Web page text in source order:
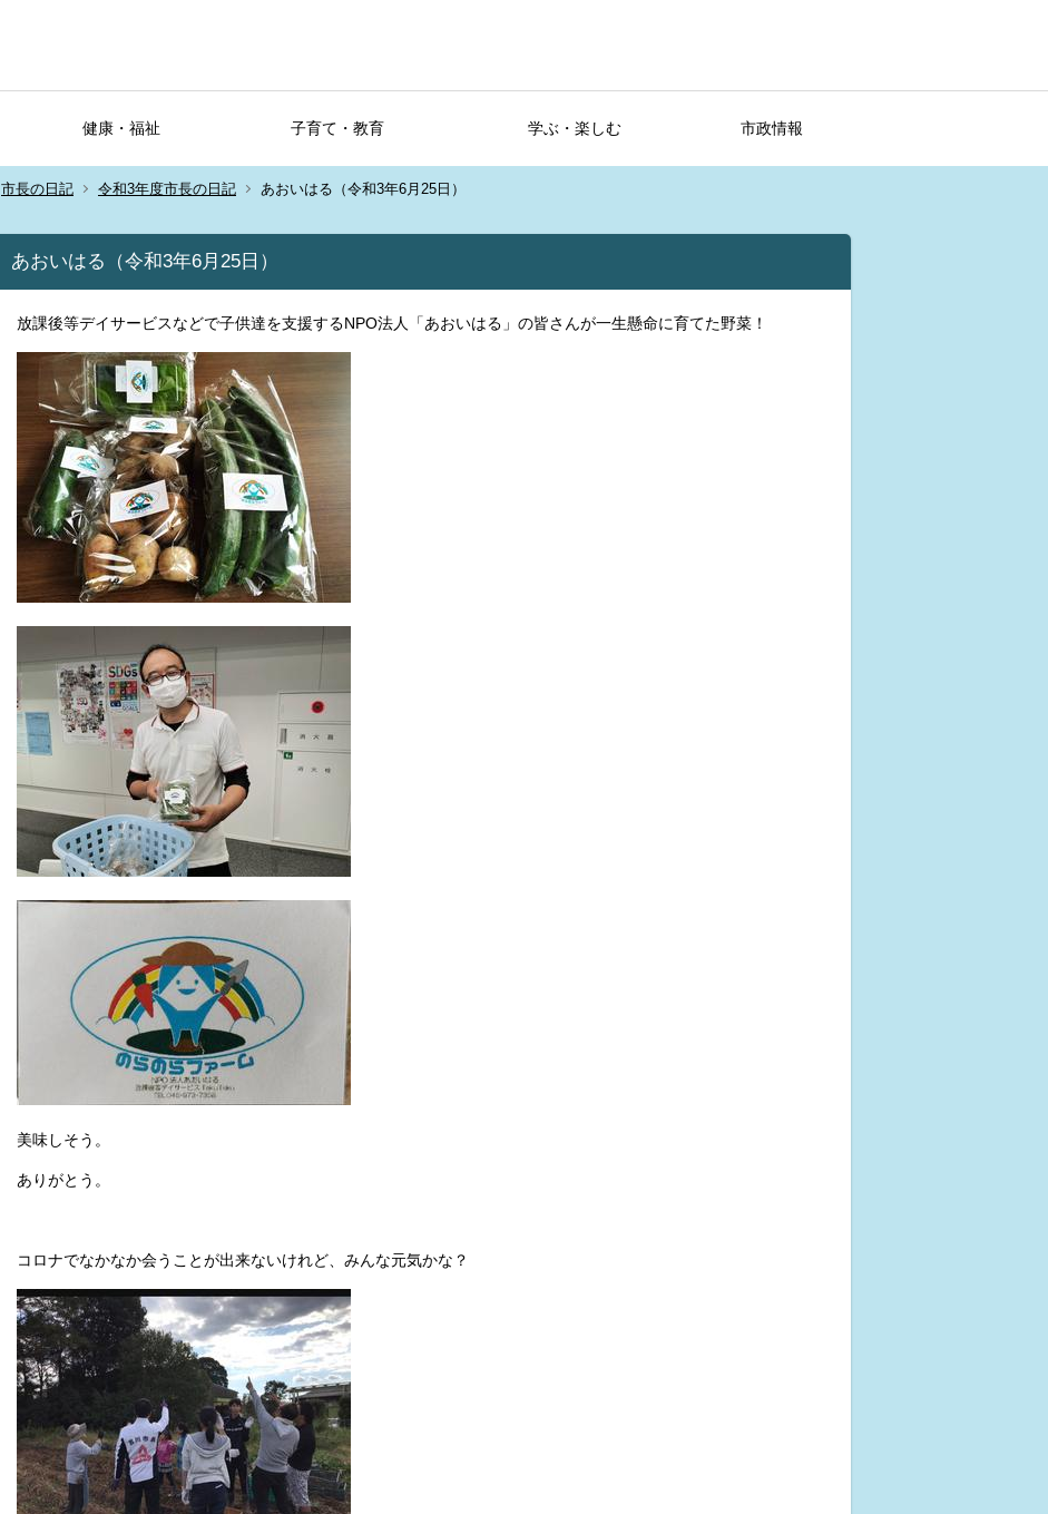
健康・福祉 子育て・教育 学ぶ・楽しむ 市政情報
市長の日記 令和3年度市長の日記 あおいはる（令和3年6月25日）
あおいはる（令和3年6月25日）
放課後等デイサービスなどで子供達を支援するNPO法人「あおいはる」の皆さんが一生懸命に育てた野菜！
美味しそう。
ありがとう。
コロナでなかなか会うことが出来ないけれど、みんな元気かな？